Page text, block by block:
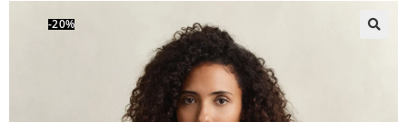
-20%